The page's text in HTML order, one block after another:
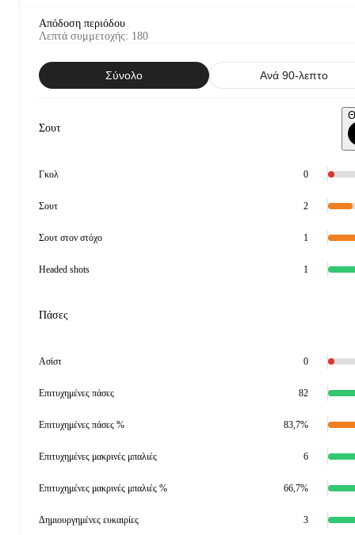
Απόδοση περιόδου
Λεπτά συμμετοχής: 180
Σύνολο Ανά 90-λεπτο
Σουτ
Γκολ 0
Σουτ 2
Σουτ στον στόχο 1
Headed shots 1
Πάσες
Ασίστ 0
Επιτυχημένες πάσες 82
Επιτυχημένες πάσες % 83,7%
Επιτυχημένες μακρινές μπαλιές 6
Επιτυχημένες μακρινές μπαλιές % 66,7%
Δημιουργημένες ευκαιρίες 3